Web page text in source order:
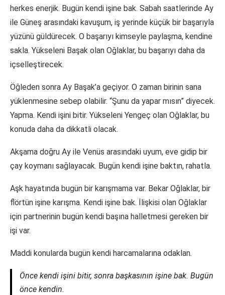
herkes enerjik. Bugün kendi işine bak. Sabah saatlerinde Ay
ile Güneş arasındaki kavuşum, iş yerinde küçük bir başarıyla
yüzünü güldürecek. O başarıyı kimseyle paylaşma, kendine
sakla. Yükseleni Başak olan Oğlaklar, bu başarıyı daha da
içselleştirecek.
Öğleden sonra Ay Başak’a geçiyor. O zaman birinin sana
yüklenmesine sebep olabilir. “Şunu da yapar mısın” diyecek.
Yapma. Kendi işini bitir. Yükseleni Yengeç olan Oğlaklar, bu
konuda daha da dikkatli olacak.
Akşama doğru Ay ile Venüs arasındaki uyum, eve gidip bir
çay koymanı sağlayacak. Bugün kendi işine baktın, rahatla.
Aşk hayatında bugün bir karışmama var. Bekar Oğlaklar, bir
flörtün işine karışma. Kendi işine bak. İlişkisi olan Oğlaklar
için partnerinin bugün kendi başına halletmesi gereken bir
işi var.
Maddi konularda bugün kendi harcamalarına odaklan.
Önce kendi işini bitir, sonra başkasının işine bak. Bugün
önce kendin.